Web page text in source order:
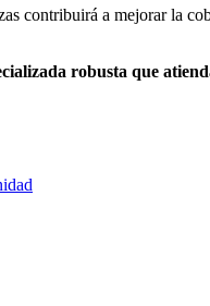
contribuirá a mejorar la
robusta que